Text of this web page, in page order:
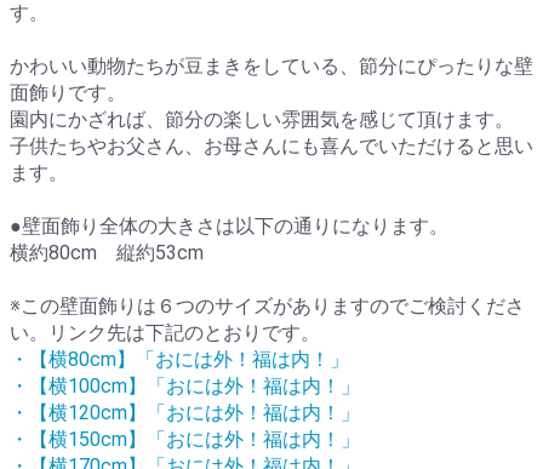
す。
かわいい動物たちが豆まきをしている、節分にぴったりな壁
面飾りです。
園内にかざれば、節分の楽しい雰囲気を感じて頂けます。
子供たちやお父さん、お母さんにも喜んでいただけると思い
ます。
●壁面飾り全体の大きさは以下の通りになります。
横約80cm 縦約53cm
※この壁面飾りは６つのサイズがありますのでご検討くださ
い。リンク先は下記のとおりです。
・【横80cm】「おには外！福は内！」
・【横100cm】「おには外！福は内！」
・【横120cm】「おには外！福は内！」
・【横150cm】「おには外！福は内！」